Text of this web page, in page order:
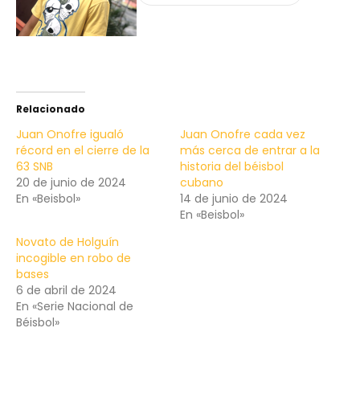
Relacionado
Juan Onofre igualó
récord en el cierre de la
63 SNB
20 de junio de 2024
En «Beisbol»
Juan Onofre cada vez
más cerca de entrar a la
historia del béisbol
cubano
14 de junio de 2024
En «Beisbol»
Novato de Holguín
incogible en robo de
bases
6 de abril de 2024
En «Serie Nacional de
Béisbol»